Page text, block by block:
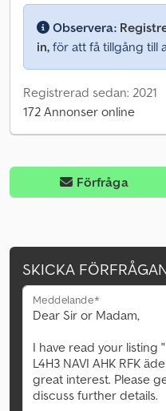
Observera:
in, för att få tillgång till
Registrerad sedan: 2021
172 Annonser online
Förfråga
SKICKA
Meddelande*